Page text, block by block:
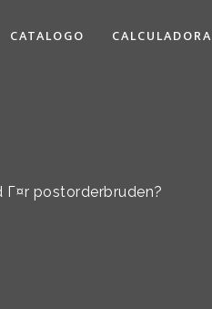
CATALOGO CALCULADORA
postorderbruden?